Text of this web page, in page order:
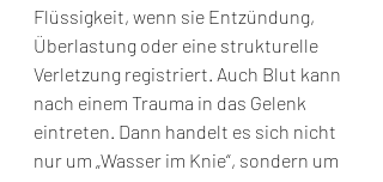
Flüssigkeit, wenn sie Entzündung,
Überlastung oder eine strukturelle
Verletzung registriert. Auch Blut kann
nach einem Trauma in das Gelenk
eintreten. Dann handelt es sich nicht
nur um „Wasser im Knie“, sondern um